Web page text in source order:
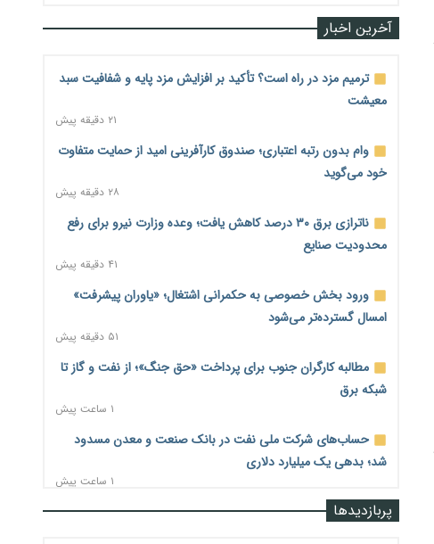
آخرین اخبار
ترمیم مزد در راه است؟ تأکید بر افزایش مزد پایه و شفافیت سبد
معیشت
۲۱ دقیقه پیش
وام بدون رتبه اعتباری؛ صندوق کارآفرینی امید از حمایت متفاوت
خود می‌گوید
۲۸ دقیقه پیش
ناترازی برق ۳۰ درصد کاهش یافت؛ وعده وزارت نیرو برای رفع
محدودیت صنایع
۴۱ دقیقه پیش
ورود بخش خصوصی به حکمرانی اشتغال؛ «یاوران پیشرفت»
امسال گسترده‌تر می‌شود
۵۱ دقیقه پیش
مطالبه کارگران جنوب برای پرداخت «حق جنگ»؛ از نفت و گاز تا
شبکه برق
۱ ساعت پیش
حساب‌های شرکت ملی نفت در بانک صنعت و معدن مسدود
شد؛ بدهی یک میلیارد دلاری
۱ ساعت پیش
درآمد کارگزاری‌ها چقدر است؟ کانون کارگزاران اعداد منتشرشده
پربازدیدها